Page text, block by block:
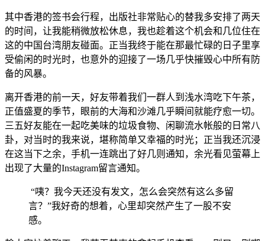
其中香港的签书会行程，出版社非常贴心的替我多安排了两天
的时间，让我能稍微放松休息，我也趁着这个机会和几位住在
这的中国台湾朋友碰面。正当我终于能在那最忙碌的日子里享
受偷闲的时光时，也意外的迎接了一场几乎快摧毁心中所有防
备的风暴。
离开香港的前一天，好友带着我们一群人到浅水湾吃下午茶，
正值盛夏的季节，眼前的大海和沙滩几乎瞬间就能疗愈一切。
三五好友能在一起吃美味的垃圾食物、闲聊流水帐般的日常八
卦，对当时的我来说，堪称简单又幸福的时光；正当我还沉浸
在这当下之余，手机一连跳出了好几则通知，余光看见萤幕上
出现了大量的Instagram留言通知。
“咦？我今天还没有发文，怎么会突然有这么多留
言？”我好奇的想着，心里却突然产生了一股不安
感。